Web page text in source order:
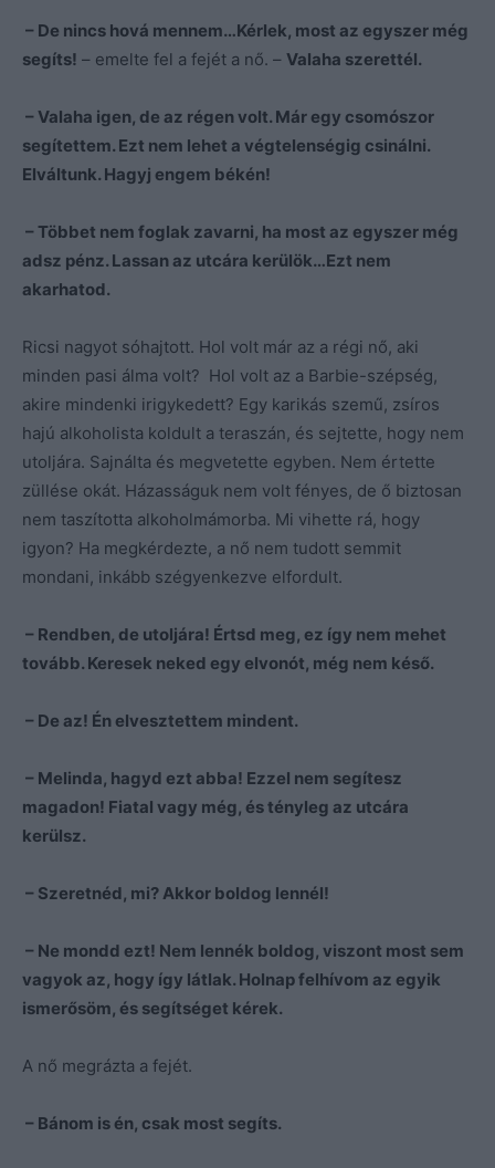
– De nincs hová mennem…Kérlek, most az egyszer még
segíts! – emelte fel a fejét a nő. – Valaha szerettél.
– Valaha igen, de az régen volt. Már egy csomószor
segítettem. Ezt nem lehet a végtelenségig csinálni.
Elváltunk. Hagyj engem békén!
– Többet nem foglak zavarni, ha most az egyszer még
adsz pénz. Lassan az utcára kerülök…Ezt nem
akarhatod.
Ricsi nagyot sóhajtott. Hol volt már az a régi nő, aki
minden pasi álma volt? Hol volt az a Barbie-szépség,
akire mindenki irigykedett? Egy karikás szemű, zsíros
hajú alkoholista koldult a teraszán, és sejtette, hogy nem
utoljára. Sajnálta és megvetette egyben. Nem értette
züllése okát. Házasságuk nem volt fényes, de ő biztosan
nem taszította alkoholmámorba. Mi vihette rá, hogy
igyon? Ha megkérdezte, a nő nem tudott semmit
mondani, inkább szégyenkezve elfordult.
– Rendben, de utoljára! Értsd meg, ez így nem mehet
tovább. Keresek neked egy elvonót, még nem késő.
– De az! Én elvesztettem mindent.
– Melinda, hagyd ezt abba! Ezzel nem segítesz
magadon! Fiatal vagy még, és tényleg az utcára
kerülsz.
– Szeretnéd, mi? Akkor boldog lennél!
– Ne mondd ezt! Nem lennék boldog, viszont most sem
vagyok az, hogy így látlak. Holnap felhívom az egyik
ismerősöm, és segítséget kérek.
A nő megrázta a fejét.
– Bánom is én, csak most segíts.